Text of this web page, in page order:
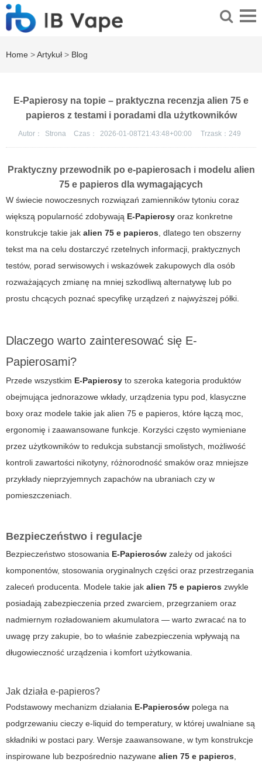
Home >Artykuł > Blog
E-Papierosy na topie – praktyczna recenzja alien 75 e
papieros z testami i poradami dla użytkowników
Autor： Strona Czas： 2026-01-08T21:43:48+00:00 Trzask： 249
Praktyczny przewodnik po e-papierosach i modelu alien
75 e papieros dla wymagających
W świecie nowoczesnych rozwiązań zamienników tytoniu coraz
większą popularność zdobywają E-Papierosy oraz konkretne
konstrukcje takie jak alien 75 e papieros, dlatego ten obszerny
tekst ma na celu dostarczyć rzetelnych informacji, praktycznych
testów, porad serwisowych i wskazówek zakupowych dla osób
rozważających zmianę na mniej szkodliwą alternatywę lub po
prostu chcących poznać specyfikę urządzeń z najwyższej półki.
Dlaczego warto zainteresować się E-
Papierosami?
Przede wszystkim E-Papierosy to szeroka kategoria produktów
obejmująca jednorazowe wkłady, urządzenia typu pod, klasyczne
boxy oraz modele takie jak alien 75 e papieros, które łączą moc,
ergonomię i zaawansowane funkcje. Korzyści często wymieniane
przez użytkowników to redukcja substancji smolistych, możliwość
kontroli zawartości nikotyny, różnorodność smaków oraz mniejsze
przykłady nieprzyjemnych zapachów na ubraniach czy w
pomieszczeniach.
Bezpieczeństwo i regulacje
Bezpieczeństwo stosowania E-Papierosów zależy od jakości
komponentów, stosowania oryginalnych części oraz przestrzegania
zaleceń producenta. Modele takie jak alien 75 e papieros zwykle
posiadają zabezpieczenia przed zwarciem, przegrzaniem oraz
nadmiernym rozładowaniem akumulatora — warto zwracać na to
uwagę przy zakupie, bo to właśnie zabezpieczenia wpływają na
długowieczność urządzenia i komfort użytkowania.
Jak działa e-papieros?
Podstawowy mechanizm działania E-Papierosów polega na
podgrzewaniu cieczy e-liquid do temperatury, w której uwalniane są
składniki w postaci pary. Wersje zaawansowane, w tym konstrukcje
inspirowane lub bezpośrednio nazywane alien 75 e papieros,